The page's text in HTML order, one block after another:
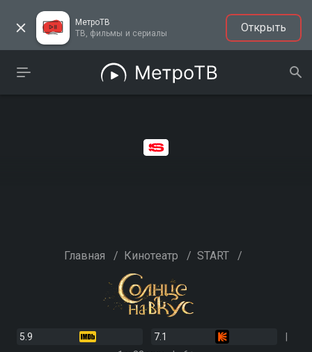
МетроТВ
ТВ, фильмы и сериалы
Открыть
Главная / Кинотеатр / START /
5.9
7.1